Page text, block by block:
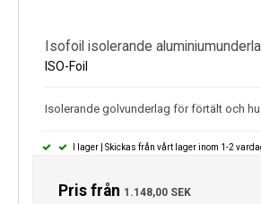
Isofoil isolerande
ISO-Foil
Isolerande golvunderlag för förtält och
I lager | Skickas från vårt lager inom 1-2
Pris från 1.148,00 SEK